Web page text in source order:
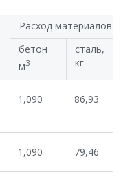
Расход материалов
бетон
м3
сталь,
кг
1,090 86,93
1,090 79,46